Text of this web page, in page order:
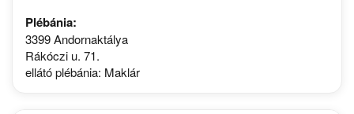
Plébánia:
3399 Andornaktálya
Rákóczi u. 71.
ellátó plébánia: Maklár